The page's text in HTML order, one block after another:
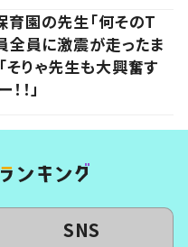
園の先生「何そのT
全員に激震が走ったま
りゃ先生も大興奮す
！」
SNS